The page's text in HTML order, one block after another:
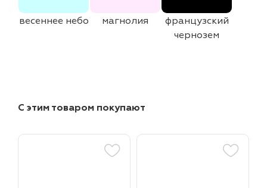
весеннее небо магнолия
французский
чернозем
С этим товаром покупают